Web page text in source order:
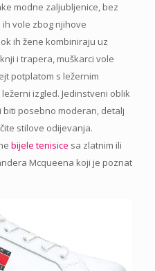
modne zaljubljenice, bez
ih vole zbog njihove
ih žene kombiniraju uz
i trapera, muškarci vole
potplatom s ležernim
izgled. Jedinstveni oblik
posebno moderan, detalj
stilove odijevanja.
bijele tenisice sa zlatnim ili
Mcqueena koji je poznat